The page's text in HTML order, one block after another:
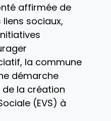
affirmée de
sociaux,
la commune
démarche
la création
(EVS) à